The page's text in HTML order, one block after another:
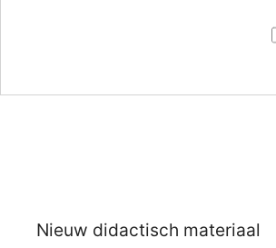
Nieuw didactisch materiaal